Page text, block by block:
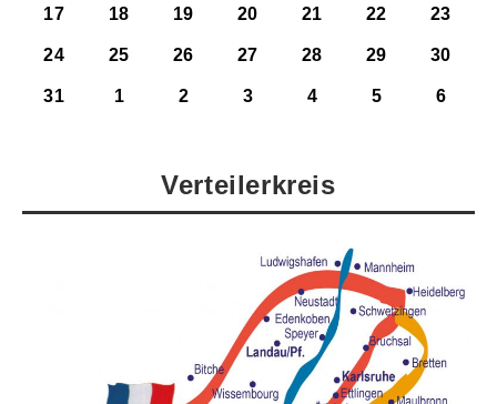
17 18 19 20 21 22 23
24 25 26 27 28 29 30
31 1 2 3 4 5 6
Verteilerkreis